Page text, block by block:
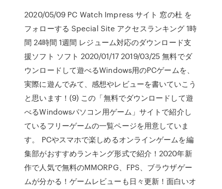
2020/05/09 PC Watch Impress サイト 窓の杜 を
フォローする Special Site アクセスランキング 1時
間 24時間 1週間 レジューム対応のダウンロード支
援ソフト ソフト 2020/01/17 2019/03/25 無料でダ
ウンロードして遊べるWindows用のPCゲームを、
実際に遊んでみて、感想やレビューを書いていこう
と思います！(9) この「無料でダウンロードして遊
べるWindowsパソコン用ゲーム」サイトで紹介し
ているフリーゲームの一覧ページを用意していま
す。 PCやスマホで楽しめるオンラインゲームを編
集部がおすすめランキング形式で紹介！2020年新
作で人気で無料のMMORPG、FPS、ブラウザゲー
ムが分かる！ゲームレビューも日々更新！面白いオ